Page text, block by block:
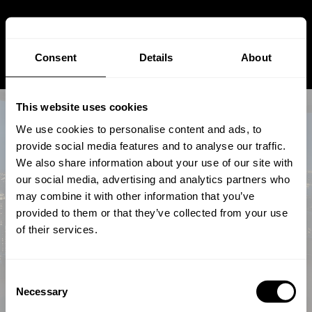
Consent Details About
This website uses cookies
We use cookies to personalise content and ads, to
provide social media features and to analyse our traffic.
We also share information about your use of our site with
our social media, advertising and analytics partners who
may combine it with other information that you’ve
provided to them or that they’ve collected from your use
of their services.
Selection
Necessary
✨ SCHNEEBERG STARLIGHT
DESKS – Die Zukunft des
Konferenztischs beginnt unter